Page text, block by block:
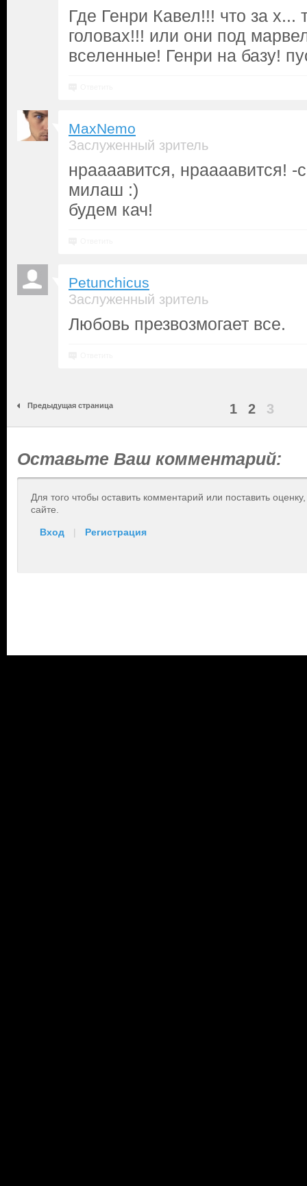
Где Генри Кавел!!! что за х...
головах!!! или они под
вселенные! Генри на базу!
MaxNemo
Заслуженный зритель
нраааавится, нраааавится! -
милаш :)
будем кач!
Petunchicus
Заслуженный зритель
Любовь презвозмогает все.
Предыдущая страница 1 2 3
Оставьте Ваш комментарий:
Для того чтобы оставить комментарий или поставить
сайте.
Вход | Регистрация